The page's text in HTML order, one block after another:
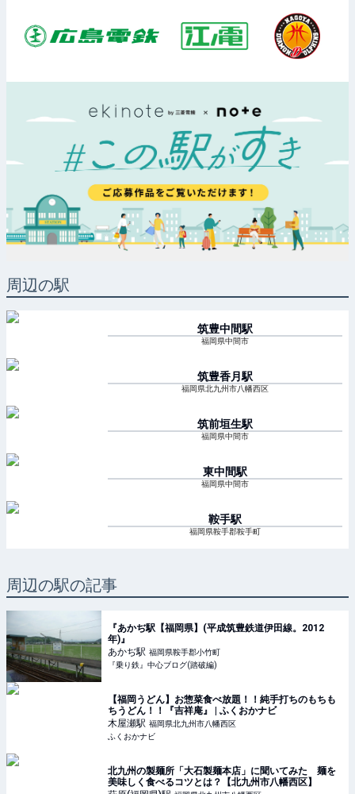
周辺の駅
筑豊中間駅
福岡県中間市
筑豊香月 駅
福岡県北九州市八幡西区
筑前垣生駅
福岡県中間市
東中間駅
福岡県中間市
鞍手駅
福岡県鞍手郡鞍手町
周辺の駅の記事
『あかぢ駅【福岡県】(平成筑豊鉄道伊田線。2012
年)』
あかぢ駅 福岡県鞍手郡小竹町
『乗り鉄』中心ブログ(踏破編)
【福岡うどん】お惣菜食べ放題！！純手打ちのもちも
ちうどん！！『吉祥庵』 | ふくおかナビ
木屋瀬駅 福岡県北九州市八幡西区
ふくおかナビ
北九州の製麺所「大石製麺本店」に聞いてみた 麺を
美味しく食べるコツとは？【北九州市八幡西区】